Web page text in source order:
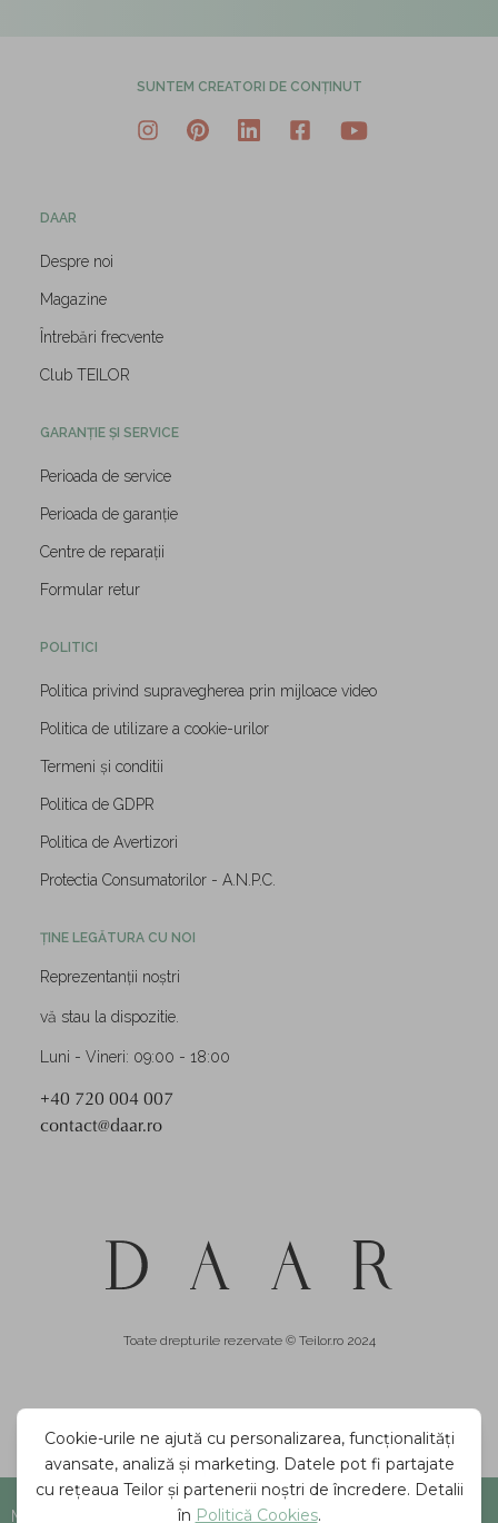
Mărime indisponibilă
SUNTEM CREATORI DE CONȚINUT
DAAR
Despre noi
Magazine
Întrebări frecvente
Club TEILOR
GARANȚIE ȘI SERVICE
Perioada de service
Perioada de garanție
Centre de reparații
Formular retur
POLITICI
Politica privind supravegherea prin mijloace video
Politica de utilizare a cookie-urilor
Termeni și conditii
Politica de GDPR
Politica de Avertizori
Protectia Consumatorilor - A.N.P.C.
ȚINE LEGĂTURA CU NOI
Reprezentanții noștri
vă stau la dispozitie.
Luni - Vineri: 09:00 - 18:00
+40 720 004 007
contact@daar.ro
Toate drepturile rezervate © Teilor.ro 2024